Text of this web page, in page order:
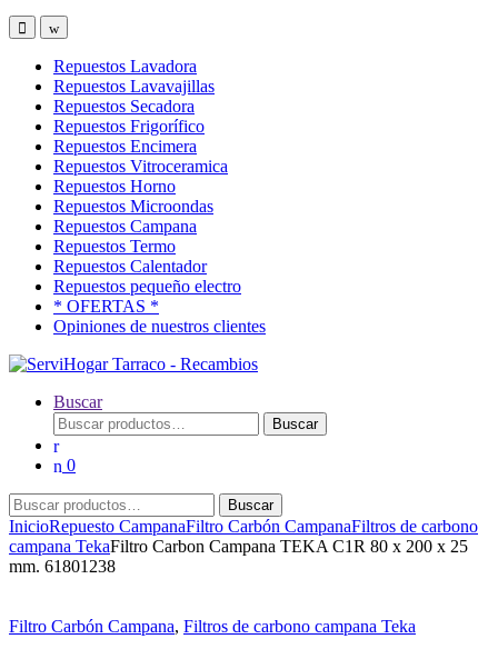
OpenClose
Repuestos Lavadora
Repuestos Lavavajillas
Repuestos Secadora
Repuestos Frigorífico
Repuestos Encimera
Repuestos Vitroceramica
Repuestos Horno
Repuestos Microondas
Repuestos Campana
Repuestos Termo
Repuestos Calentador
Repuestos pequeño electro
* OFERTAS *
Opiniones de nuestros clientes
Buscar
Buscar
por:
Buscar
0
Buscar
por:
Buscar
InicioRepuesto CampanaFiltro Carbón CampanaFiltros de carbono
campana TekaFiltro Carbon Campana TEKA C1R 80 x 200 x 25
mm. 61801238
Filtro Carbón Campana, Filtros de carbono campana Teka